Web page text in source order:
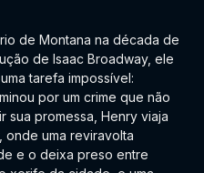
de Montana na década de
de Isaac Broadway, ele
tarefa impossível:
por um crime que não
sua promessa, Henry viaja
onde uma reviravolta
e o deixa preso entre